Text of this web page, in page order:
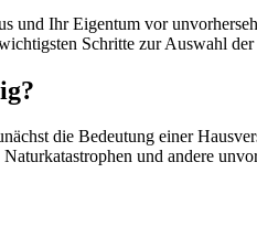
und Ihr Eigentum vor
Schritte zur Auswahl der
die Bedeutung einer
und andere